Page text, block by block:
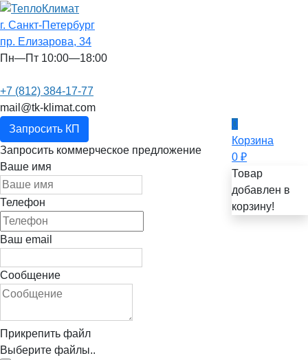
г. Санкт-Петербург
пр. Елизарова, 34
Пн—Пт 10:00—18:00
+7 (812) 384-17-77
mail@tk-klimat.com
Запросить КП
Запросить коммерческое предложение
Ваше имя
Телефон
Ваш email
Сообщение
Прикрепить файл
Выберите файлы..
0
Корзина
0₽
Товар
добавлен в
корзину!